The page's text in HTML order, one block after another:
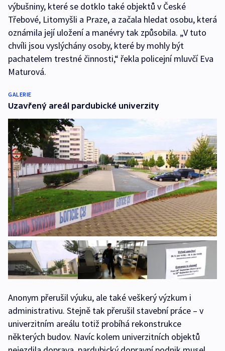
výbušniny, které se dotklo také objektů v České
Třebové, Litomyšli a Praze, a začala hledat osobu, která
oznámila její uložení a manévry tak způsobila. „V tuto
chvíli jsou vyslýchány osoby, které by mohly být
pachatelem trestné činnosti,“ řekla policejní mluvčí Eva
Maturová.
GALERIE
Uzavřený areál pardubické univerzity
Anonym přerušil výuku, ale také veškerý výzkum i
administrativu. Stejně tak přerušil stavební práce – v
univerzitním areálu totiž probíhá rekonstrukce
některých budov. Navíc kolem univerzitních objektů